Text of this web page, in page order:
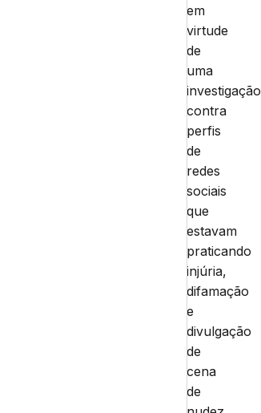
em
virtude
de
uma
investigação
contra
perfis
de
redes
sociais
que
estavam
praticando
injúria,
difamação
e
divulgação
de
cena
de